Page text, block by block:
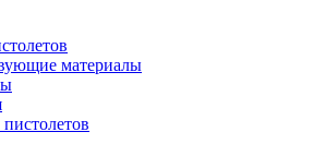
материалы